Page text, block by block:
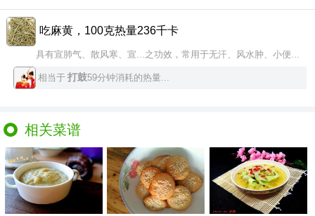
吃麻黄，100克热量236千卡
具有宣肺气、散风寒、宣...之功效，常用于无汗、风水肿、小便...
相当于 打鼓59分钟消耗的热量...
相关菜谱